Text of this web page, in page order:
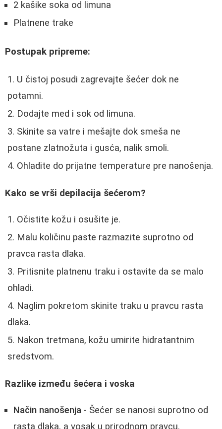
2 kašike soka od limuna
Platnene trake
Postupak pripreme:
U čistoj posudi zagrevajte šećer dok ne
potamni.
Dodajte med i sok od limuna.
Skinite sa vatre i mešajte dok smeša ne
postane zlatnožuta i gusća, nalik smoli.
Ohladite do prijatne temperature pre nanošenja.
Kako se vrši depilacija šećerom?
Očistite kožu i osušite je.
Malu količinu paste razmazite suprotno od
pravca rasta dlaka.
Pritisnite platnenu traku i ostavite da se malo
ohladi.
Naglim pokretom skinite traku u pravcu rasta
dlaka.
Nakon tretmana, kožu umirite hidratantnim
sredstvom.
Razlike između šećera i voska
Način nanošenja - Šećer se nanosi suprotno od
rasta dlaka, a vosak u prirodnom pravcu.